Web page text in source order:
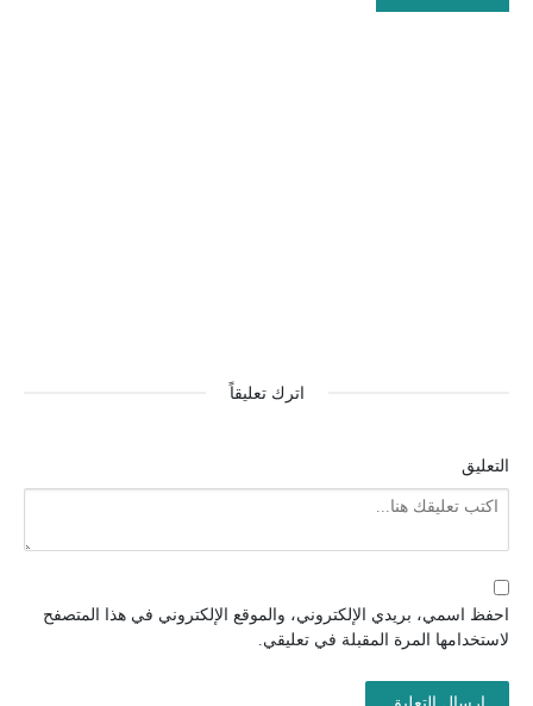
اترك تعليقاً
التعليق
احفظ اسمي، بريدي الإلكتروني، والموقع الإلكتروني في هذا المتصفح
لاستخدامها المرة المقبلة في تعليقي.